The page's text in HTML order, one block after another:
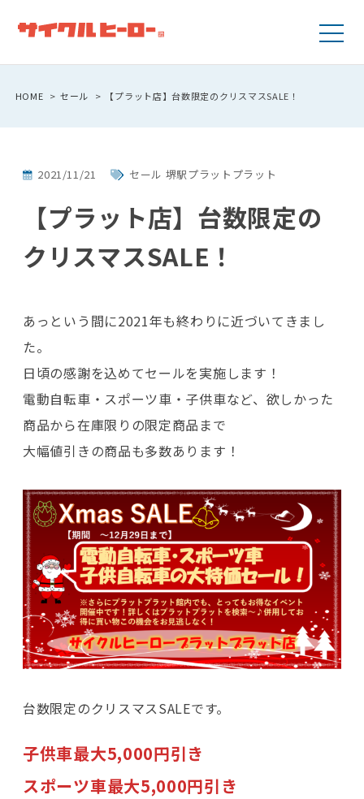
HOME セール 【プラット店】台数限定のクリスマスSALE！
2021/11/21 セール 堺駅プラットプラット
【プラット店】台数限定の
クリスマスSALE！
あっという間に2021年も終わりに近づいてきまし
た。
日頃の感謝を込めてセールを実施します！
電動自転車・スポーツ車・子供車など、欲しかった
商品から在庫限りの限定商品まで
大幅値引きの商品も多数あります！
台数限定のクリスマスSALEです。
子供車最大5,000円引き
スポーツ車最大5,000円引き